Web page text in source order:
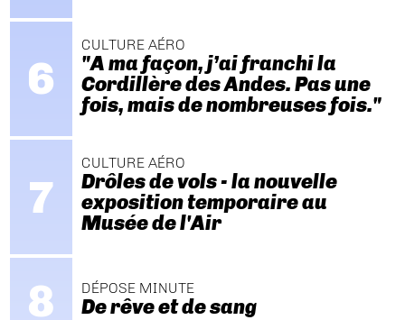
CULTURE AÉRO
"A ma façon, j’ai franchi la
Cordillère des Andes. Pas une
fois, mais de nombreuses fois."
CULTURE AÉRO
Drôles de vols - la nouvelle
exposition temporaire au
Musée de l'Air
DÉPOSE MINUTE
De rêve et de sang